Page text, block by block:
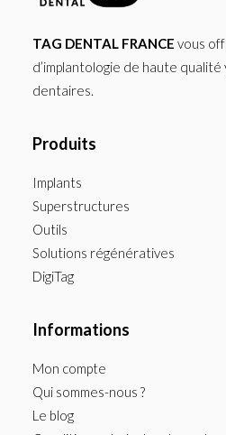
TAG DENTAL FRANCE vous
d’implantologie de haute qualité
dentaires.
Produits
Implants
Superstructures
Outils
Solutions régénératives
DigiTag
Informations
Mon compte
Qui sommes-nous ?
Le blog